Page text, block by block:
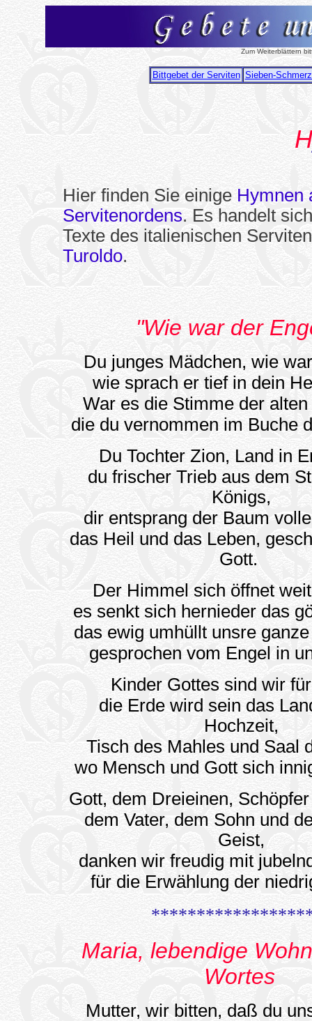
Zum Weiterblättern
Bittgebet der Serviten Sieben-
H
Hier finden Sie einige Hymnen
Servitenordens. Es handelt
Texte des italienischen
Turoldo.
"Wie war der
Du junges Mädchen, wie
wie sprach er tief in dein
War es die Stimme der
die du vernommen im Buche
Du Tochter Zion, Land in
du frischer Trieb aus dem
Königs,
dir entsprang der Baum
das Heil und das Leben,
Gott.
Der Himmel sich öffnet
es senkt sich hernieder das
das ewig umhüllt unsre
gesprochen vom Engel in
Kinder Gottes sind wir
die Erde wird sein das
Hochzeit,
Tisch des Mahles und Saal
wo Mensch und Gott sich
Gott, dem Dreieinen,
dem Vater, dem Sohn und
Geist,
danken wir freudig mit
für die Erwählung der
Maria, lebendige
Wortes
Mutter, wir bitten, daß du